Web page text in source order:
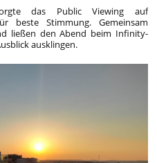
das Public Viewing auf
beste Stimmung. Gemeinsam
ließen den Abend beim Infinity-
ausklingen.